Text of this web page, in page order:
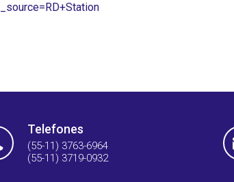
Telefones
(55-11) 3763-6964
(55-11) 3719-0932